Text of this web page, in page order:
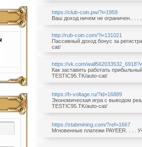
https://club-coin.pw/?i=1959
Ваш доход ничем не ограничен.. . .
http://rub-coin.com/?i=131021
Пассивный доход бонус за
cat/
https://vk.com/
Как заставить работать
TESTIC95.TK/auto-cat/
https://h-voltage.ru/?id=16889
Экономическая игра с выводом
TESTIC95.TK/auto-cat/
https://stabmining.com/?ref=1667
Мгновенные платежи PAYEER. . . .